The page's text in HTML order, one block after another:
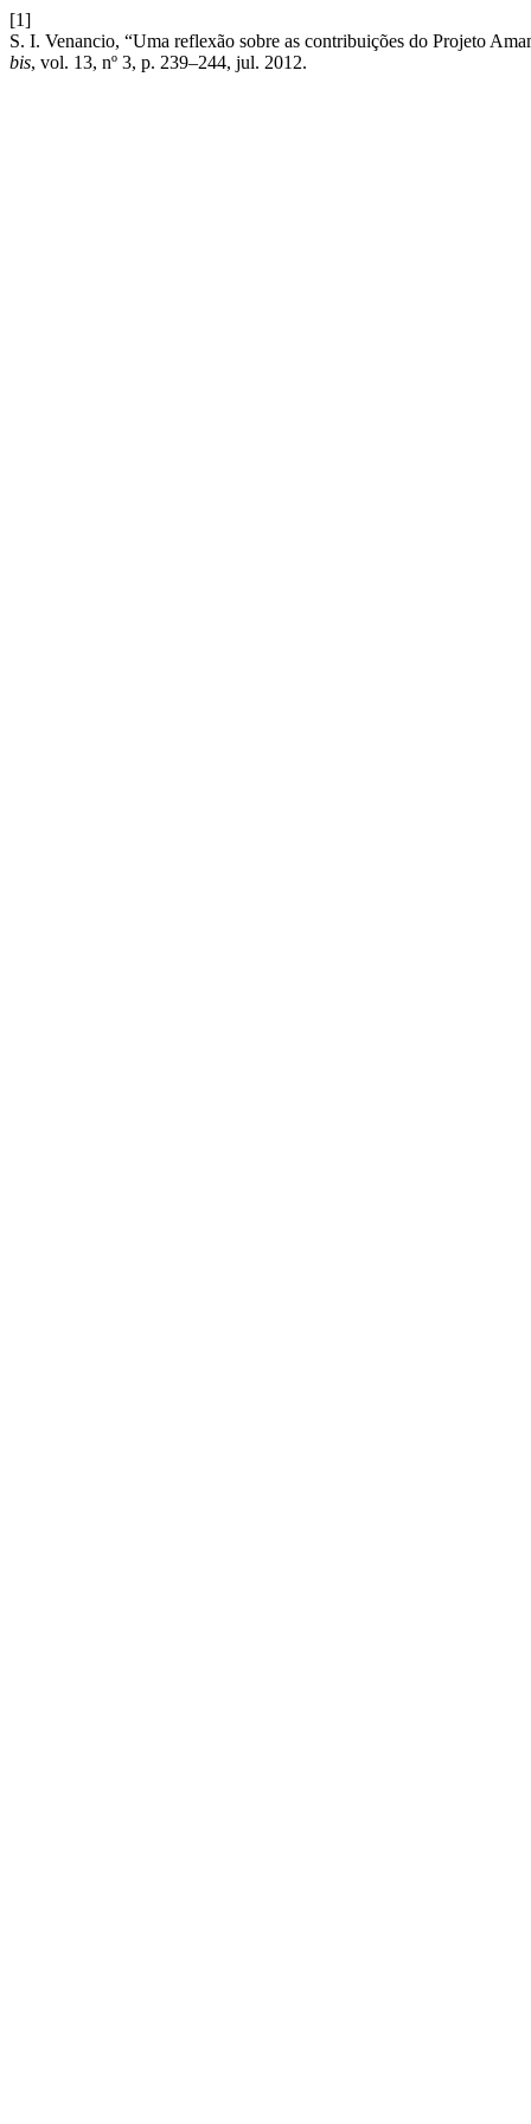
[1]
S. I. Venancio, “Uma reflexão sobre as contribuições do Projeto
bis, vol. 13, nº 3, p. 239–244, jul. 2012.